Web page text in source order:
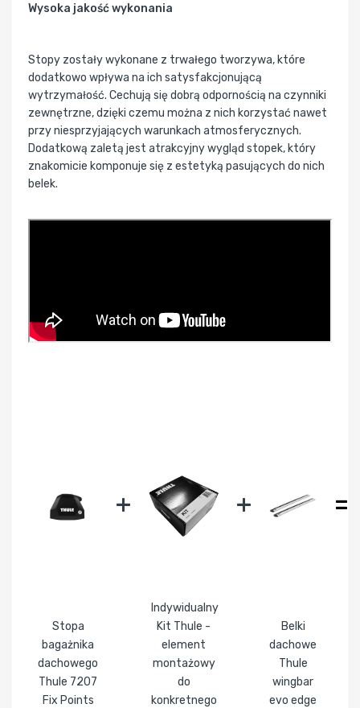
Wysoka jakość wykonania
Stopy zostały wykonane z trwałego tworzywa, które
dodatkowo wpływa na ich satysfakcjonującą
wytrzymałość. Cechują się dobrą odpornością na czynniki
zewnętrzne, dzięki czemu można z nich korzystać nawet
przy niesprzyjających warunkach atmosferycznych.
Dodatkową zaletą jest atrakcyjny wygląd stopek, który
znakomicie komponuje się z estetyką pasujących do nich
belek.
+ + =
Stopa
bagażnika
dachowego
Thule 7207
Fix Points
Indywidualny
Kit Thule -
element
montażowy
do
konkretnego
Belki
dachowe
Thule
wingbar
evo edge